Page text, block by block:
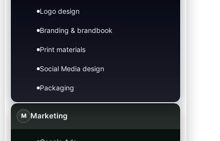
Logo design
Branding & brandbook
Print materials
Social Media design
Packaging
M Marketing